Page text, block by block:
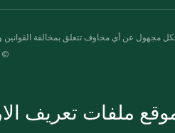
مجهول عن أي مخاوف تتعلق بمخالفة القوانين
© 2020-2026 سبينس. كل الحقوق محفوظة
ملفات تعريف